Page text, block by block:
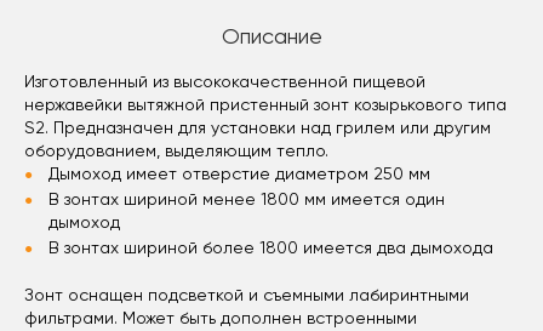
Описание
Изготовленный из высококачественной пищевой
нержавейки вытяжной пристенный зонт козырькового типа
S2. Предназначен для установки над грилем или другим
оборудованием, выделяющим тепло.
Дымоход имеет отверстие диаметром 250 мм
В зонтах шириной менее 1800 мм имеется один
дымоход
В зонтах шириной более 1800 имеется два дымохода
Зонт оснащен подсветкой и съемными лабиринтными
фильтрами. Может быть дополнен встроенными